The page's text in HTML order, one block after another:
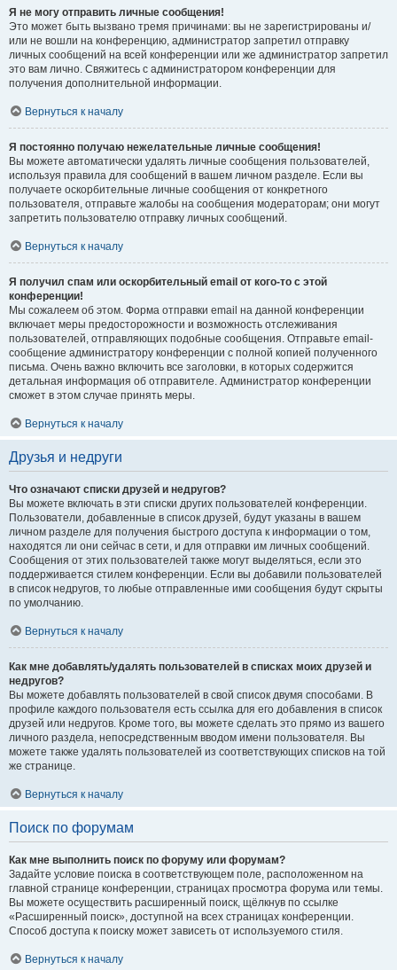
Я не могу отправить личные сообщения!
Это может быть вызвано тремя причинами: вы не зарегистрированы и/
или не вошли на конференцию, администратор запретил отправку
личных сообщений на всей конференции или же администратор запретил
это вам лично. Свяжитесь с администратором конференции для
получения дополнительной информации.
Вернуться к началу
Я постоянно получаю нежелательные личные сообщения!
Вы можете автоматически удалять личные сообщения пользователей,
используя правила для сообщений в вашем личном разделе. Если вы
получаете оскорбительные личные сообщения от конкретного
пользователя, отправьте жалобы на сообщения модераторам; они могут
запретить пользователю отправку личных сообщений.
Вернуться к началу
Я получил спам или оскорбительный email от кого-то с этой
конференции!
Мы сожалеем об этом. Форма отправки email на данной конференции
включает меры предосторожности и возможность отслеживания
пользователей, отправляющих подобные сообщения. Отправьте email-
сообщение администратору конференции с полной копией полученного
письма. Очень важно включить все заголовки, в которых содержится
детальная информация об отправителе. Администратор конференции
сможет в этом случае принять меры.
Вернуться к началу
Друзья и недруги
Что означают списки друзей и недругов?
Вы можете включать в эти списки других пользователей конференции.
Пользователи, добавленные в список друзей, будут указаны в вашем
личном разделе для получения быстрого доступа к информации о том,
находятся ли они сейчас в сети, и для отправки им личных сообщений.
Сообщения от этих пользователей также могут выделяться, если это
поддерживается стилем конференции. Если вы добавили пользователей
в список недругов, то любые отправленные ими сообщения будут скрыты
по умолчанию.
Вернуться к началу
Как мне добавлять/удалять пользователей в списках моих друзей и
недругов?
Вы можете добавлять пользователей в свой список двумя способами. В
профиле каждого пользователя есть ссылка для его добавления в список
друзей или недругов. Кроме того, вы можете сделать это прямо из вашего
личного раздела, непосредственным вводом имени пользователя. Вы
можете также удалять пользователей из соответствующих списков на той
же странице.
Вернуться к началу
Поиск по форумам
Как мне выполнить поиск по форуму или форумам?
Задайте условие поиска в соответствующем поле, расположенном на
главной странице конференции, страницах просмотра форума или темы.
Вы можете осуществить расширенный поиск, щёлкнув по ссылке
«Расширенный поиск», доступной на всех страницах конференции.
Способ доступа к поиску может зависеть от используемого стиля.
Вернуться к началу